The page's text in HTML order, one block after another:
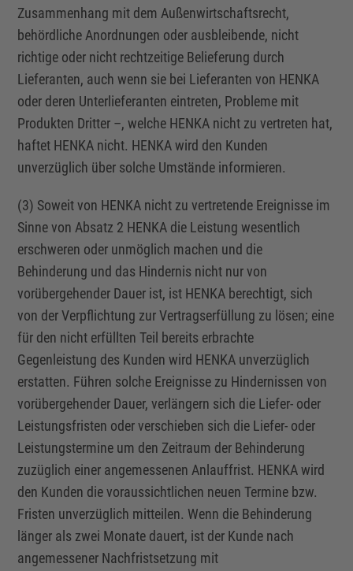
Zusammenhang mit dem Außenwirtschaftsrecht,
behördliche Anordnungen oder ausbleibende, nicht
richtige oder nicht rechtzeitige Belieferung durch
Lieferanten, auch wenn sie bei Lieferanten von HENKA
oder deren Unterlieferanten eintreten, Probleme mit
Produkten Dritter –, welche HENKA nicht zu vertreten hat,
haftet HENKA nicht. HENKA wird den Kunden
unverzüglich über solche Umstände informieren.
(3) Soweit von HENKA nicht zu vertretende Ereignisse im
Sinne von Absatz 2 HENKA die Leistung wesentlich
erschweren oder unmöglich machen und die
Behinderung und das Hindernis nicht nur von
vorübergehender Dauer ist, ist HENKA berechtigt, sich
von der Verpflichtung zur Vertragserfüllung zu lösen; eine
für den nicht erfüllten Teil bereits erbrachte
Gegenleistung des Kunden wird HENKA unverzüglich
erstatten. Führen solche Ereignisse zu Hindernissen von
vorübergehender Dauer, verlängern sich die Liefer- oder
Leistungsfristen oder verschieben sich die Liefer- oder
Leistungstermine um den Zeitraum der Behinderung
zuzüglich einer angemessenen Anlauffrist. HENKA wird
den Kunden die voraussichtlichen neuen Termine bzw.
Fristen unverzüglich mitteilen. Wenn die Behinderung
länger als zwei Monate dauert, ist der Kunde nach
angemessener Nachfristsetzung mit